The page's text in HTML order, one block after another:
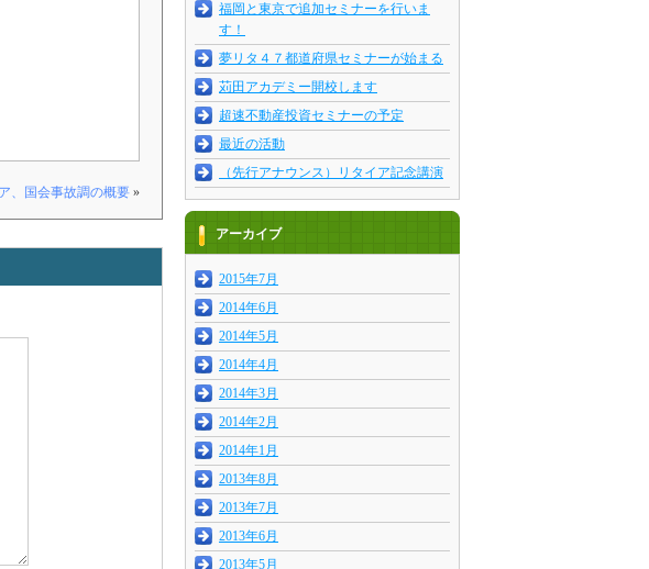
、国会事故調の概要 »
福岡と東京で追加セミナーを行いま
す！
夢リタ４７都道府県セミナーが始まる
苅田アカデミー開校します
超速不動産投資セミナーの予定
最近の活動
（先行アナウンス）リタイア記念講演
アーカイブ
2015年7月
2014年6月
2014年5月
2014年4月
2014年3月
2014年2月
2014年1月
2013年8月
2013年7月
2013年6月
2013年5月